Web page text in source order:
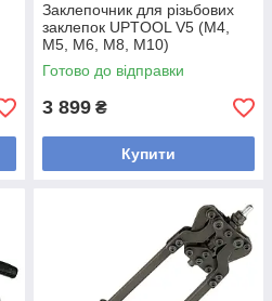
Заклепочник для різьбових
заклепок UPTOOL V5 (М4,
М5, М6, М8, М10)
Готово до відправки
3 899 ₴
Купити